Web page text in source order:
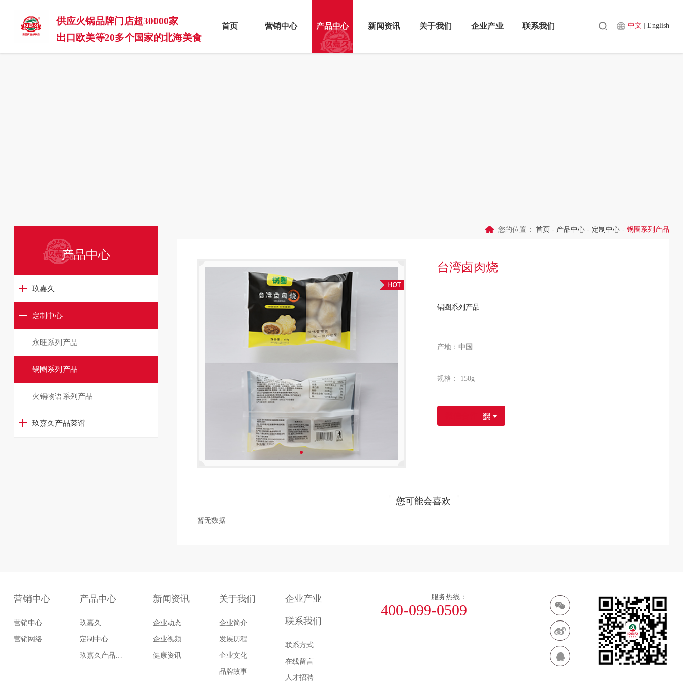
供应火锅品牌门店超30000家
出口欧美等20多个国家的北海美食
首页 营销中心 产品中心 新闻资讯 关于我们 企业产业 联系我们 中文 |English
产品中心
玖嘉久
定制中心
永旺系列产品
锅圈系列产品
火锅物语系列产品
玖嘉久产品菜谱
您的位置：首页 - 产品中心 - 定制中心 -锅圈系列产品
台湾卤肉烧
锅圈系列产品
产地： 中国
规格： 150g
您可能会喜欢
暂无数据
营销中心
营销中心
营销网络
产品中心
玖嘉久
定制中心
新闻资讯
企业动态
企业视频
健康资讯
关于我们
企业简介
发展历程
企业文化
品牌故事
企业产业
联系我们
联系方式
在线留言
人才招聘
服务热线：
400-099-0509